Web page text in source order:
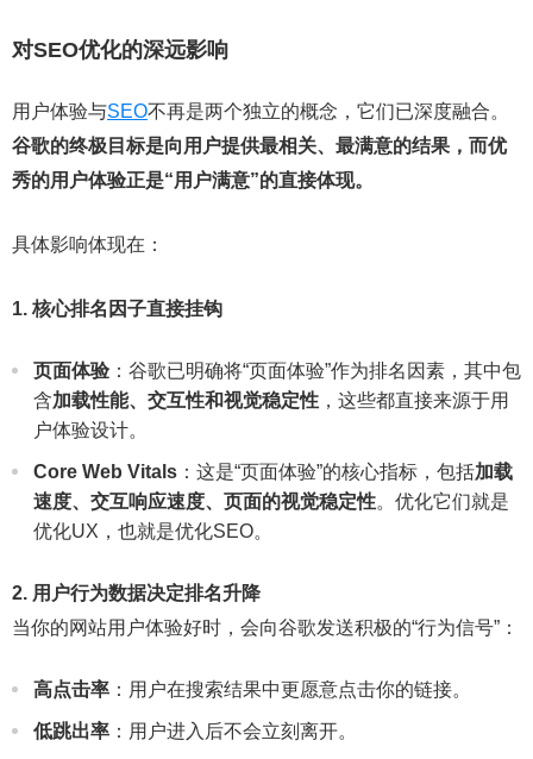
对SEO优化的深远影响
用户体验与SEO不再是两个独立的概念，它们已深度融合。
谷歌的终极目标是向用户提供最相关、最满意的结果，而优
秀的用户体验正是“用户满意”的直接体现。
具体影响体现在：
1. 核心排名因子直接挂钩
页面体验 ：谷歌已明确将“页面体验”作为排名因素，其中包
含加载性能、交互性和视觉稳定性 ，这些都直接来源于用
户体验设计。
Core Web Vitals ：这是“页面体验”的核心指标，包括加载
速度、交互响应速度、页面的视觉稳定性。优化它们就是
优化UX，也就是优化SEO。
2. 用户行为数据决定排名升降
当你的网站用户体验好时，会向谷歌发送积极的“行为信号”：
高点击率 ：用户在搜索结果中更愿意点击你的链接。
低跳出率 ：用户进入后不会立刻离开。